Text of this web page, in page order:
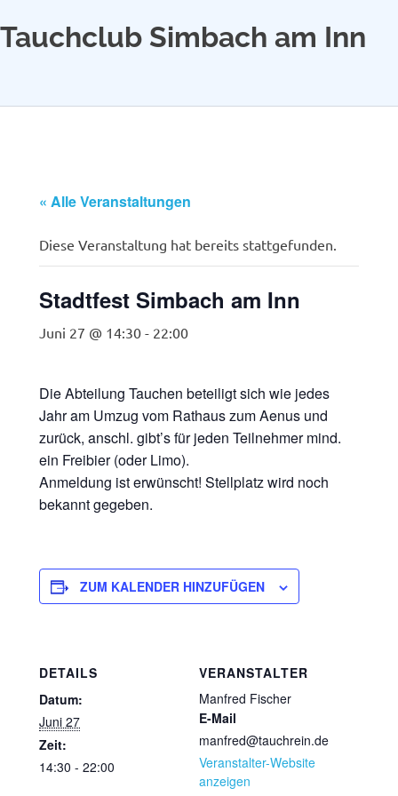
Tauchclub Simbach am Inn
« Alle Veranstaltungen
Diese Veranstaltung hat bereits stattgefunden.
Stadtfest Simbach am Inn
Juni 27 @ 14:30 - 22:00
Die Abteilung Tauchen beteiligt sich wie jedes
Jahr am Umzug vom Rathaus zum Aenus und
zurück, anschl. gibt’s für jeden Teilnehmer mind.
ein Freibier (oder Limo).
Anmeldung ist erwünscht! Stellplatz wird noch
bekannt gegeben.
ZUM KALENDER HINZUFÜGEN
DETAILS
Datum:
Juni 27
Zeit:
14:30 - 22:00
VERANSTALTER
Manfred Fischer
E-Mail
manfred@tauchrein.de
Veranstalter-Website
anzeigen